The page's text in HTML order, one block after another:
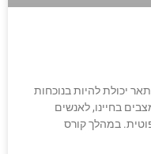
יכולת להיות בנוכחות
בחיינו, לאנשים
במהלך קורס